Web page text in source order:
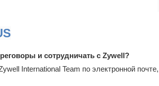
и сотрудничать с Zywell?
International Team по электронной